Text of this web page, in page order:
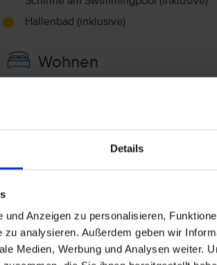
Details
Anzeigen zu personalisieren,
zu analysieren. Außerdem geben wir
Medien, Werbung und Analysen weiter.
Hallenbad (inklusive)
Wohnen
Kühlschrank (inklusive), Bademantel
(inklusive), WLAN im Zimmer (inklusive),
Fernseher (inklusive), Heizung